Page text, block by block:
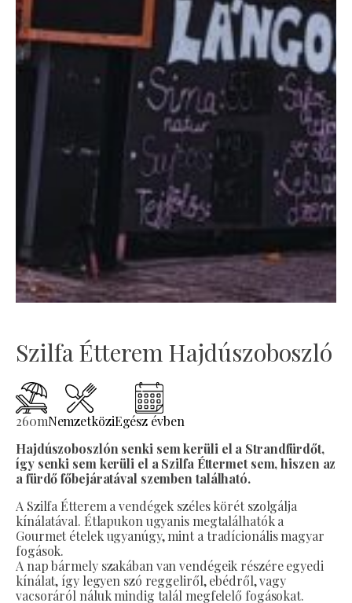
Szilfa Étterem Hajdúszoboszló
260mNemzetköziEgész évben
Hajdúszoboszlón senki sem kerüli el a Strandfürdőt,
így senki sem kerüli el a Szilfa Éttermet sem, hiszen az
a fürdő főbejáratával szemben található.
A Szilfa Étterem a vendégek széles körét szolgálja
kínálatával. Étlapukon ugyanis megtalálhatók a
Gourmet ételek ugyanúgy, mint a tradícionális magyar
fogások.
A nap bármely szakában van vendégeik részére egyedi
kínálat, így legyen szó reggeliről, ebédről, vagy
vacsoráról náluk mindig talál megfelelő fogásokat.